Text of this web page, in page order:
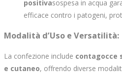
positivasospesa in acqua
efficace contro i patogeni,
Modalità d’Uso e Versatilità:
La confezione include contagocce
e cutaneo, offrendo diverse